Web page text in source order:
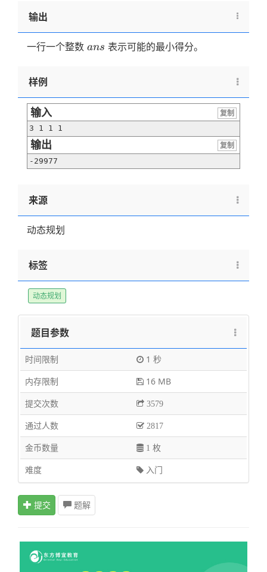
输出
一行一个整数 ans
ans 表示可能的最小得分。
样例
输入
复制
3 1 1 1
输出
复制
-29977
来源
动态规划
标签
动态规划
题目参数
时间限制
1 秒
内存限制
16 MB
提交次数
3579
通过人数 2817
金币数量 1 枚
难度 入门
提交 题解